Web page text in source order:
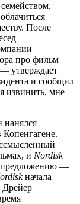
После
про фильм
утверждает
и сообщил
извинить, мне
нанялся
Копенгагене.
и Nordisk
предложению —
начала
Дрейер